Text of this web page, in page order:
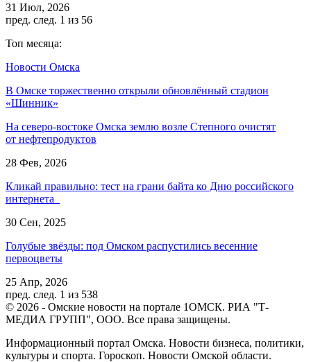
31 Июл, 2026
пред. след. 1 из 56
Топ месяца:
Новости Омска
В Омске торжественно открыли обновлённый стадион
«Шинник»
На северо-востоке Омска землю возле Степного очистят
от нефтепродуктов
28 Фев, 2026
Кликай правильно: тест на грани байта ко Дню российского
интернета
30 Сен, 2025
Голубые звёзды: под Омском распустились весенние
первоцветы
25 Апр, 2026
пред. след. 1 из 538
© 2026 - Омские новости на портале 1ОМСК. РИА "Т-
МЕДИА ГРУПП", ООО. Все права защищены.
Информационный портал Омска. Новости бизнеса, политики,
культуры и спорта. Гороскоп. Новости Омской области.